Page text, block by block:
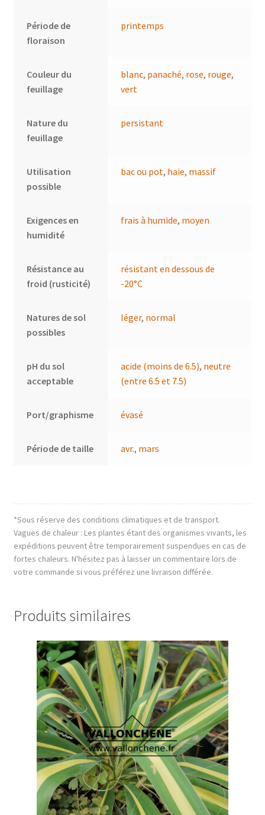
Période de
floraison
printemps
Couleur du
feuillage
blanc, panaché, rose, rouge,
vert
Nature du
feuillage
persistant
Utilisation
possible
bac ou pot, haie, massif
Exigences en
humidité
frais à humide, moyen
Résistance au
froid (rusticité)
résistant en dessous de
-20°C
Natures de sol
possibles
léger, normal
pH du sol
acceptable
acide (moins de 6.5), neutre
(entre 6.5 et 7.5)
Port/graphisme évasé
Période de taille avr., mars
*Sous réserve des conditions climatiques et de transport.
Vagues de chaleur : Les plantes étant des organismes vivants, les
expéditions peuvent être temporairement suspendues en cas de
fortes chaleurs. N'hésitez pas à laisser un commentaire lors de
votre commande si vous préférez une livraison différée.
Produits similaires